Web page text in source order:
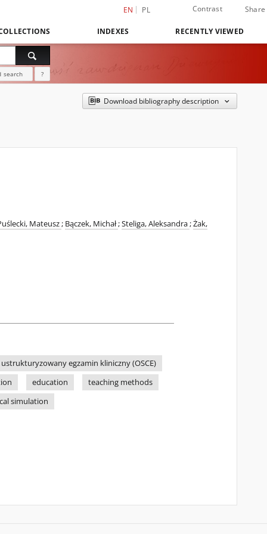
EN PL Contrast Share
INDEXES RECENTLY VIEWED
search ?
Download bibliography description
Mateusz; Bączek, Michał;Steliga, Aleksandra;Żak,
egzamin kliniczny (OSCE)
education
teaching methods
simulation